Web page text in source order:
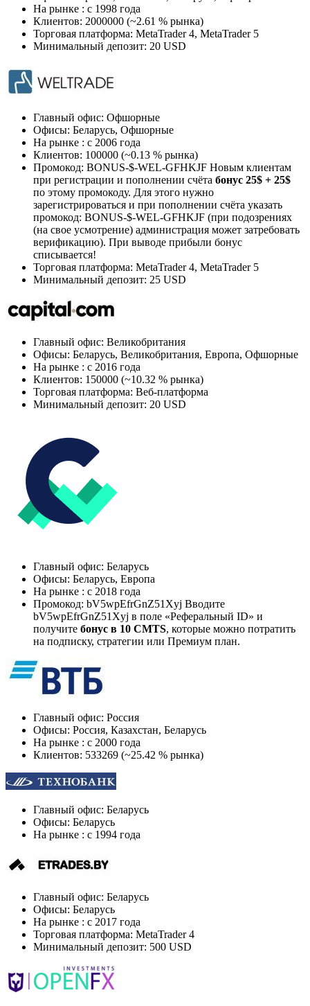
На рынке : c 1998 года
Клиентов: 2000000 (~2.61 % рынка)
Торговая платформа: MetaTrader 4, MetaTrader 5
Минимальный депозит: 20 USD
Главный офис: Офшорные
Офисы: Беларусь, Офшорные
На рынке : c 2006 года
Клиентов: 100000 (~0.13 % рынка)
Промокод: BONUS-$-WEL-GFHKJF Новым клиентам
при регистрации и пополнении счёта бонус 25$ + 25$
по этому промокоду. Для этого нужно
зарегистрироваться и при пополнении счёта указать
промокод: BONUS-$-WEL-GFHKJF (при подозрениях
(на свое усмотрение) администрация может затребовать
верификацию). При выводе прибыли бонус
списывается!
Торговая платформа: MetaTrader 4, MetaTrader 5
Минимальный депозит: 25 USD
Главный офис: Великобритания
Офисы: Беларусь, Великобритания, Европа, Офшорные
На рынке : c 2016 года
Клиентов: 150000 (~10.32 % рынка)
Торговая платформа: Веб-платформа
Минимальный депозит: 20 USD
Главный офис: Беларусь
Офисы: Беларусь, Европа
На рынке : c 2018 года
Промокод: bV5wpEfrGnZ51Xyj Вводите
bV5wpEfrGnZ51Xyj в поле «Реферальный ID» и
получите бонус в 10 CMTS, которые можно потратить
на подписку, стратегии или Премиум план.
Главный офис: Россия
Офисы: Россия, Казахстан, Беларусь
На рынке : c 2000 года
Клиентов: 533269 (~25.42 % рынка)
Главный офис: Беларусь
Офисы: Беларусь
На рынке : c 1994 года
Главный офис: Беларусь
Офисы: Беларусь
На рынке : c 2017 года
Торговая платформа: MetaTrader 4
Минимальный депозит: 500 USD